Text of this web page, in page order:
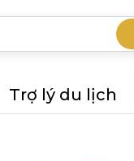
Trợ lý du lịch